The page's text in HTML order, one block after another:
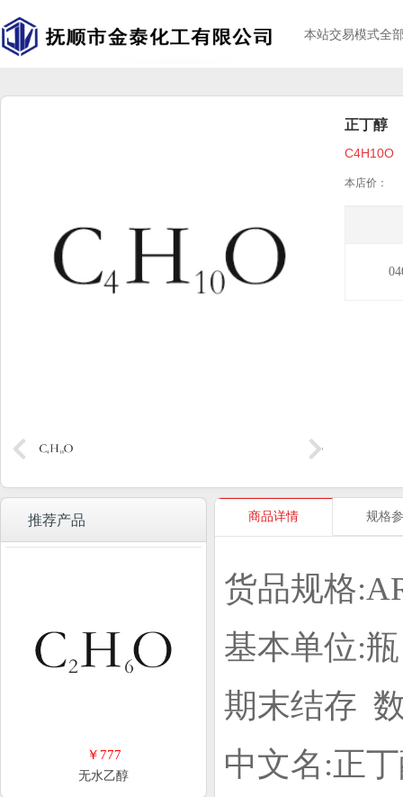
本站交易模式全
正丁醇
C4H10O
本店价：
推荐产品
￥777
无水乙醇
商品详情 规格
货品规格
基本单位:瓶
期末结存
中文名:正